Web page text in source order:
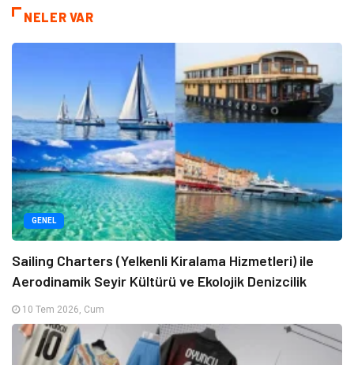
NELER VAR
GENEL
Sailing Charters (Yelkenli Kiralama Hizmetleri) ile
Aerodinamik Seyir Kültürü ve Ekolojik Denizcilik
10 Tem 2026, Cum